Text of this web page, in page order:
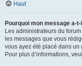
Haut
Pourquoi mon message a-
Les administrateurs du
les messages que vous
vous ayez été placé dans un
Pour plus d’informations,